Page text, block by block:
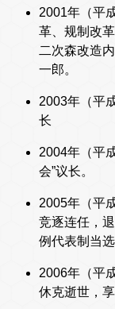
2001年（平
革、规制改
二次森改造
一郎。
2003年（平
长
2004年（平
会”议长。
2005年（平
竞逐连任，
例代表制当选
2006年（平
休克逝世，享